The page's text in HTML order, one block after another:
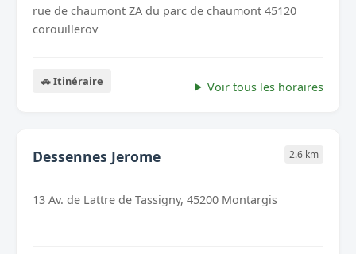
rue de chaumont ZA du parc de chaumont 45120
corquilleroy
🚗 Itinéraire Voir tous les horaires
Dessennes Jerome 2.6 km
13 Av. de Lattre de Tassigny, 45200 Montargis